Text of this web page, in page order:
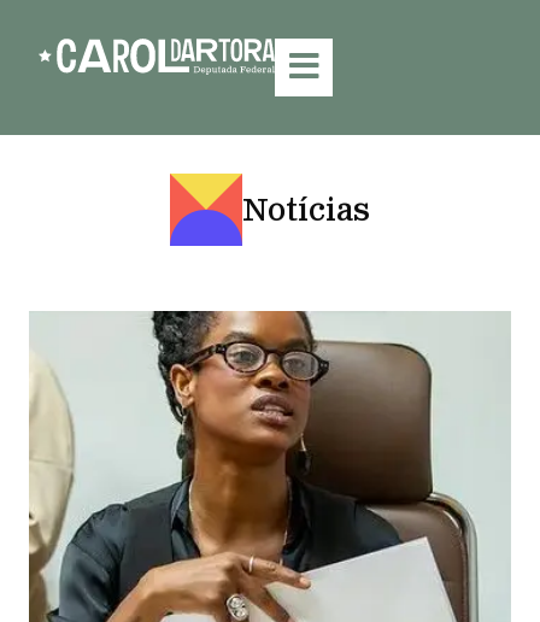
Notícias